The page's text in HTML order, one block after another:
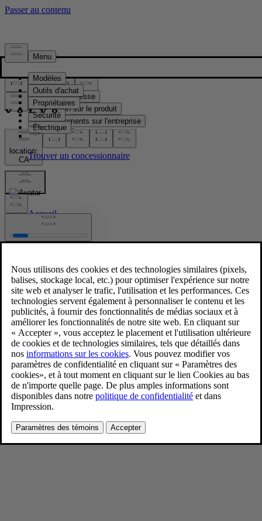
Presse & Médias
Matériel de presse
Information sur le produit
Renseignements sur l'entreprise
Contacts médias
location:
CA
Images
Accueil
Volvo EC40 Black Edition
2/20/2024
Favoris
Partager
Télécharger
Volvo EC40 Black Edition
Pour consulter toute l’information sur les droits d’auteur, cliquez ici